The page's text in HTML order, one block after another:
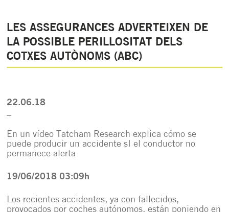
LES ASSEGURANCES ADVERTEIXEN DE
LA POSSIBLE PERILLOSITAT DELS
COTXES AUTÒNOMS (ABC)
22.06.18
En un vídeo Tatcham Research explica cómo se
puede producir un accidente sI el conductor no
permanece alerta
19/06/2018 03:09h
Los recientes accidentes, ya con fallecidos,
provocados por coches autónomos, están poniendo en